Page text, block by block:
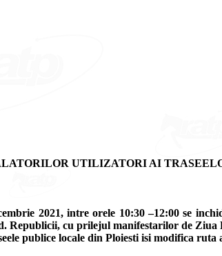
UTILIZATORI AI TRASEELOR
2021, intre orele 10:30 –12:00 se
Republicii, cu prilejul manifestarilor de
publice locale din Ploiesti isi modifica ruta